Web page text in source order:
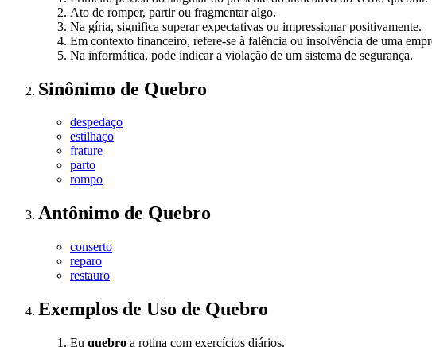
Ato de romper, partir ou fragmentar algo.
Na gíria, significa superar expectativas ou impressionar positivamente.
Em contexto financeiro, refere-se à falência ou insolvência de uma
Na informática, pode indicar a violação de um sistema de segurança.
Sinônimo de Quebro
despedaço
estilhaço
frature
parto
rompo
Antônimo de Quebro
conserto
reparo
restauro
Exemplos de Uso de Quebro
Eu quebro a rotina com exercícios diários.